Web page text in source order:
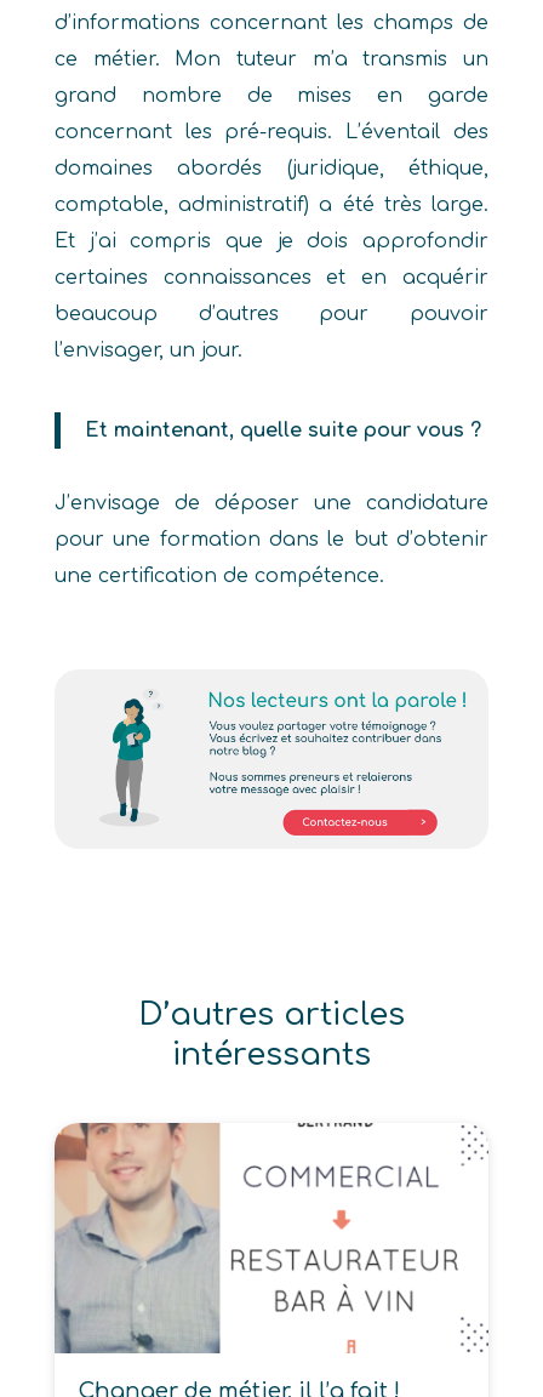
d’informations concernant les champs de
ce métier. Mon tuteur m’a transmis un
grand nombre de mises en garde
concernant les pré-requis. L’éventail des
domaines abordés (juridique, éthique,
comptable, administratif) a été très large.
Et j’ai compris que je dois approfondir
certaines connaissances et en acquérir
beaucoup d’autres pour pouvoir
l’envisager, un jour.
Et maintenant, quelle suite pour vous ?
J’envisage de déposer une candidature
pour une formation dans le but d’obtenir
une certification de compétence.
D’autres articles
intéressants
Changer de métier, il l’a fait !